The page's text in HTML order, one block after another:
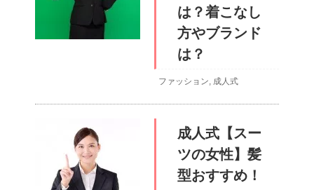
は？着こなし
方やブランド
は？
ファッション, 成人式
成人式【スー
ツの女性】髪
型おすすめ！